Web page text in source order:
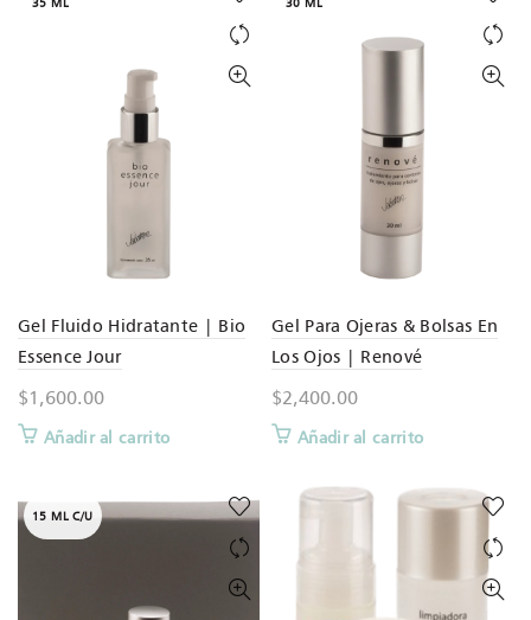
35 ML
Gel Fluido Hidratante | Bio
Essence Jour
$1,600.00
Añadir al carrito
30 ML
Gel Para Ojeras & Bolsas En
Los Ojos | Renové
$2,400.00
Añadir al carrito
15 ML C/U